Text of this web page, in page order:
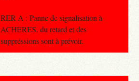
RER A : Panne de signalisation à
ACHERES, du retard et des
suppréssions sont à prévoir.